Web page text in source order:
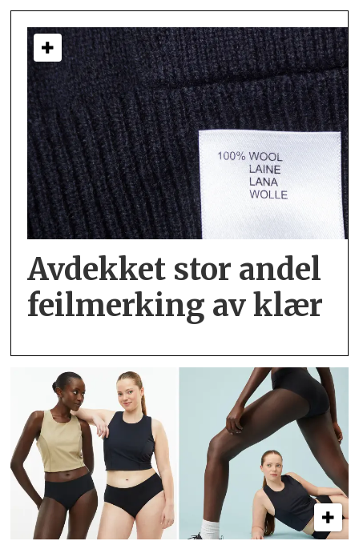
Avdekket stor andel
feil­merking av klær